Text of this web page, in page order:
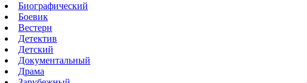
Биографический
Боевик
Вестерн
Детектив
Детский
Документальный
Драма